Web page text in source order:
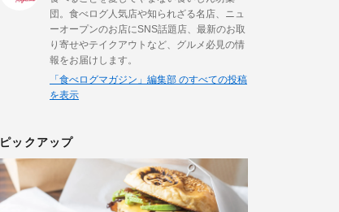
団。食べログ人気店や知られざる名店、ニュ
ーオープンのお店にSNS話題店、最新のお取
り寄せやテイクアウトなど、グルメ必見の情
報をお届けします。
「食べログマガジン」編集部 のすべての投稿
を表示
ピックアップ